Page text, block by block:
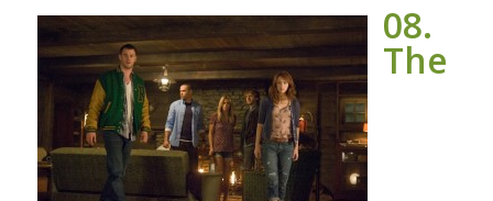
08.
The